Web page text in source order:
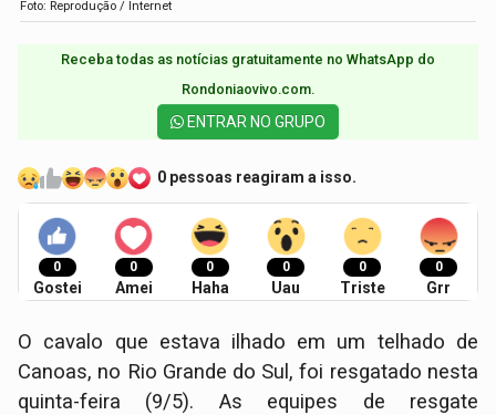
Foto: Reprodução / Internet
Receba todas as notícias gratuitamente no WhatsApp do
Rondoniaovivo.com.​
ENTRAR NO GRUPO
0 pessoas reagiram a isso.
0
Gostei
0
Amei
0
Haha
0
Uau
0
Triste
0
Grr
O cavalo que estava ilhado em um telhado de
Canoas, no Rio Grande do Sul, foi resgatado nesta
quinta-feira (9/5). As equipes de resgate